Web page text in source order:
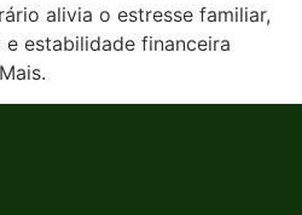
alivia o estresse familiar,
estabilidade financeira